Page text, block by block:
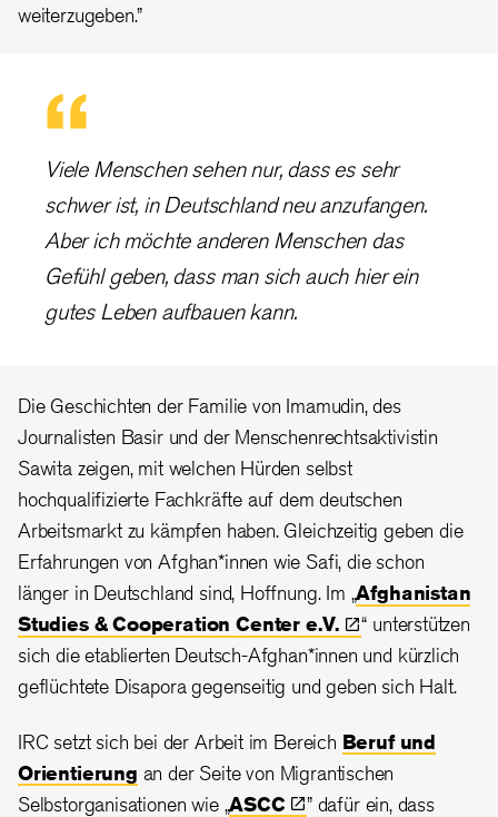
weiterzugeben.”
Viele Menschen sehen nur, dass es sehr
schwer ist, in Deutschland neu anzufangen.
Aber ich möchte anderen Menschen das
Gefühl geben, dass man sich auch hier ein
gutes Leben aufbauen kann.
Die Geschichten der Familie von Imamudin, des
Journalisten Basir und der Menschenrechtsaktivistin
Sawita zeigen, mit welchen Hürden selbst
hochqualifizierte Fachkräfte auf dem deutschen
Arbeitsmarkt zu kämpfen haben. Gleichzeitig geben die
Erfahrungen von Afghan*innen wie Safi, die schon
länger in Deutschland sind, Hoffnung. Im „Afghanistan
Studies & Cooperation Center e.V.
“ unterstützen
sich die etablierten Deutsch-Afghan*innen und kürzlich
geflüchtete Disapora gegenseitig und geben sich Halt.
IRC setzt sich bei der Arbeit im Bereich Beruf und
Orientierung an der Seite von Migrantischen
Selbstorganisationen wie „ASCC
” dafür ein, dass